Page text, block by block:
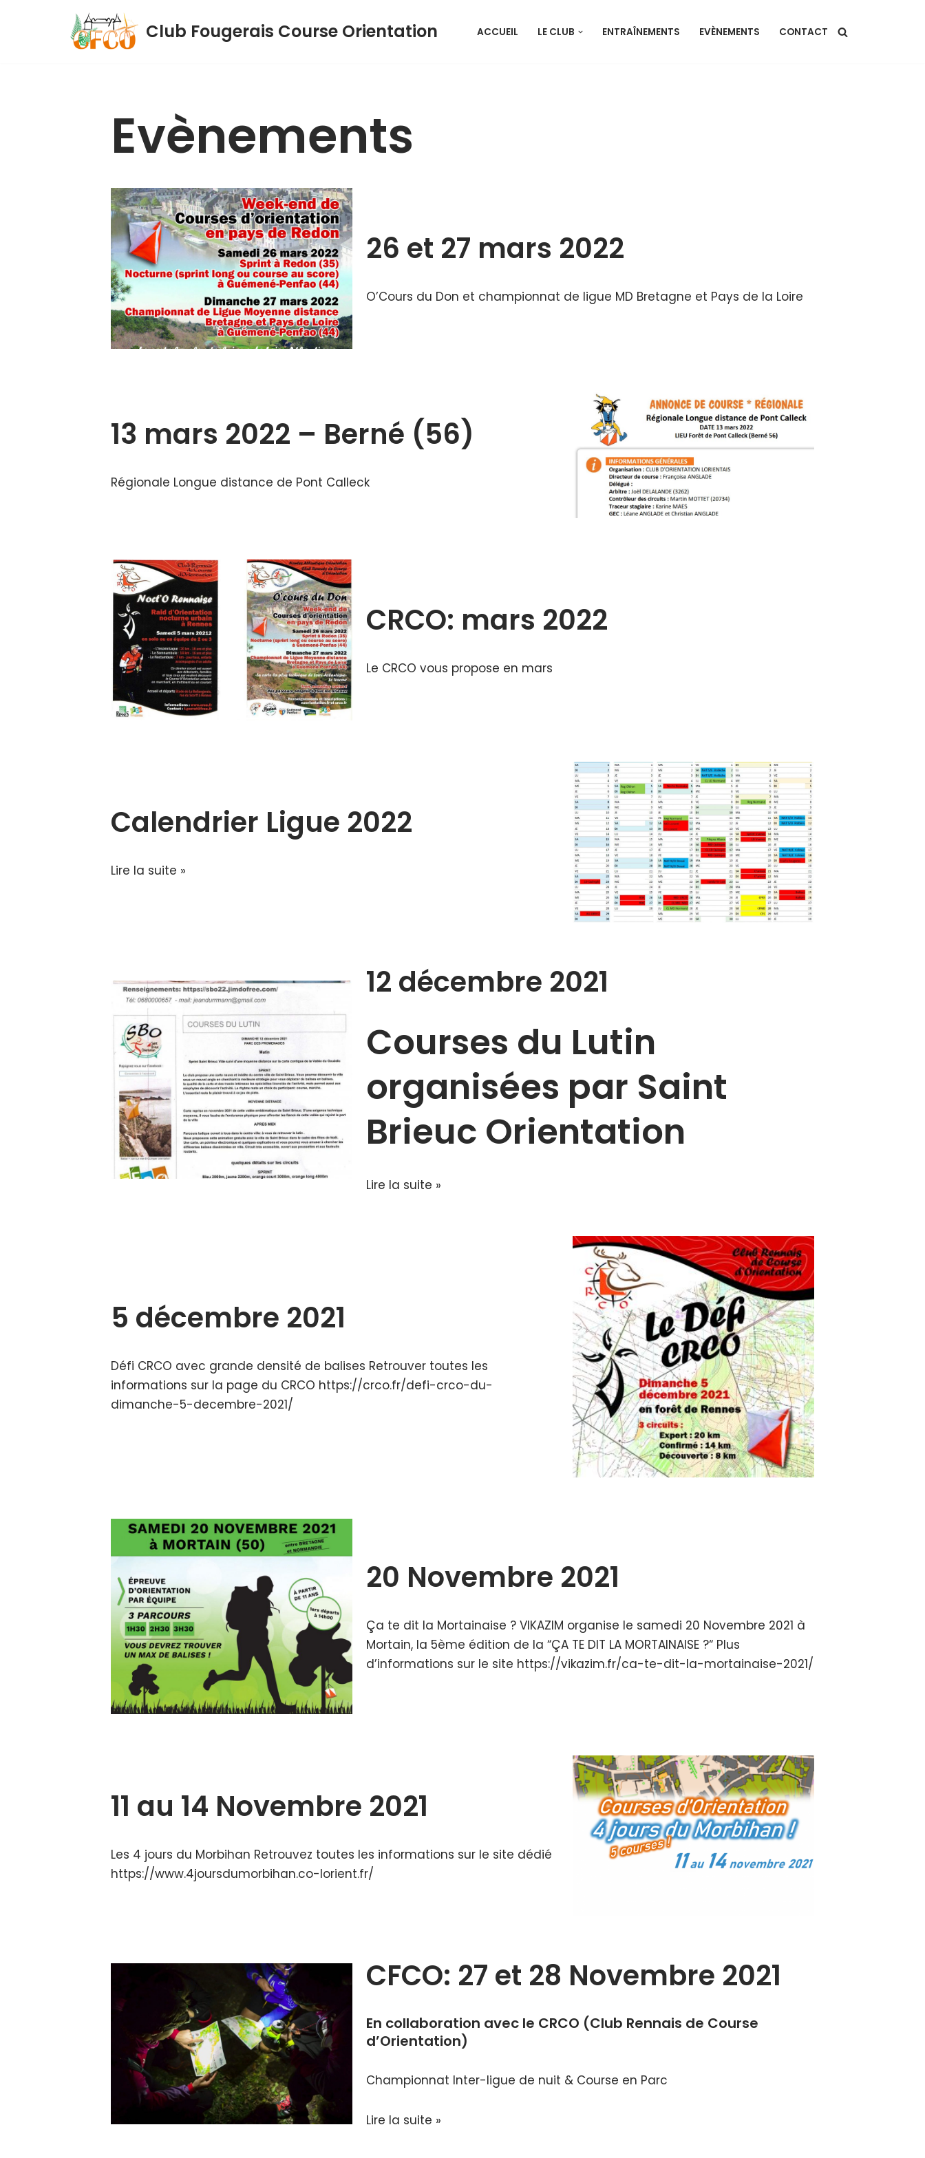
Club Fougerais Course Orientation ACCUEIL LE CLUB ENTRAÎNEMENTS EVÈNEMENTS CONTACT
Evènements
26 et 27 mars 2022
O’Cours du Don et championnat de ligue MD Bretagne et Pays de la Loire
13 mars 2022 – Berné (56)
Régionale Longue distance de Pont Calleck
CRCO: mars 2022
Le CRCO vous propose en mars
Calendrier Ligue 2022
Lire la suite »
12 décembre 2021
Courses du Lutin
organisées par Saint
Brieuc Orientation
Lire la suite »
5 décembre 2021
Défi CRCO avec grande densité de balises Retrouver toutes les
informations sur la page du CRCO https://crco.fr/defi-crco-du-
dimanche-5-decembre-2021/
20 Novembre 2021
Ça te dit la Mortainaise ? VIKAZIM organise le samedi 20 Novembre 2021 à
Mortain, la 5ème édition de la “ÇA TE DIT LA MORTAINAISE ?“ Plus
d’informations sur le site https://vikazim.fr/ca-te-dit-la-mortainaise-2021/
11 au 14 Novembre 2021
Les 4 jours du Morbihan Retrouvez toutes les informations sur le site dédié
https://www.4joursdumorbihan.co-lorient.fr/
CFCO: 27 et 28 Novembre 2021
En collaboration avec le CRCO (Club Rennais de Course
d’Orientation)
Championnat Inter-ligue de nuit & Course en Parc
Lire la suite »